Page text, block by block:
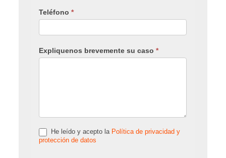
Teléfono*
Expliquenos brevemente su caso*
He leído y acepto la Política de privacidad y
protección de datos